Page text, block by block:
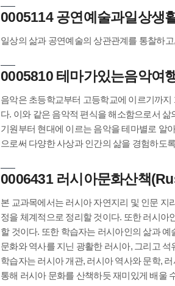
0005114 공연예술과일상생
일상의 삶과 공연예술의 상관관계를 통찰하
0005810 테마가있는음악여
음악은 초등학교부터 고등학교에 이르기까
다. 이와 같은 음악적 편식을 해소함으로서
기원부터 현대에 이르는 음악을 테마별로 알
으로써 다양한 사상과 인간의 삶을 경험하도
0006431 러시아문화산책
본 교과목에서는 러시아 자연지리 및 인문 지
정을 체계적으로 정리할 것이다. 또한 러시아
할 것이다. 또한 학습자는 러시아인의 삶과
문화와 역사를 지닌 광활한 러시아, 그리고
학습자는 러시아 개관, 러시아 역사와 문학,
통해 러시아 문화를 산책하듯 재미있게 배울